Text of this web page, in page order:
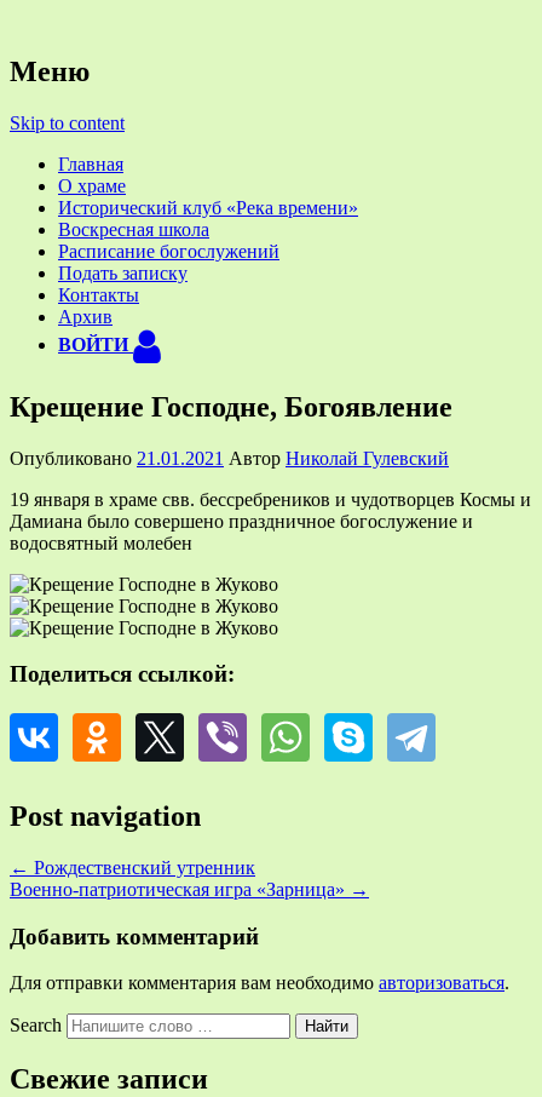
Храм святых Космы и
Жуково около Смоленска
Меню
Skip to content
Главная
О храме
Исторический клуб «Река времени»
Воскресная школа
Расписание богослужений
Подать записку
Контакты
Архив
ВОЙТИ
Крещение Господне, Богоявление
Опубликовано 21.01.2021 Автор Николай Гулевский
19 января в храме свв. бессребреников и чудотворцев Космы и
Дамиана было совершено праздничное богослужение и
водосвятный молебен
Поделиться ссылкой:
Post navigation
← Рождественский утренник
Военно-патриотическая игра «Зарница» →
Добавить комментарий
Для отправки комментария вам необходимо авторизоваться.
Search
Свежие записи